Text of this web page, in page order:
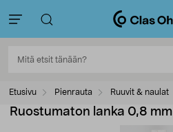
Etusivu Pienrauta Ruuvit & naulat
Ruostumaton lanka 0,8 mm